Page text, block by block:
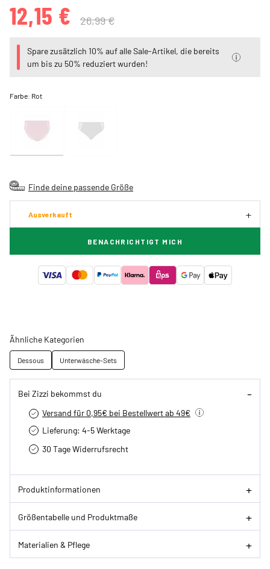
12,15 € 26,99 €
Spare zusätzlich 10% auf alle Sale-Artikel, die bereits
um bis zu 50% reduziert wurden!
Farbe: Rot
Finde deine passende Größe
Ausverkauft
BENACHRICHTIGT MICH
Ähnliche Kategorien
Dessous Unterwäsche-Sets
Bei Zizzi bekommst du
Versand für 0,95€ bei Bestellwert ab 49€
Lieferung: 4-5 Werktage
30 Tage Widerrufsrecht
Produktinformationen
Größentabelle und Produktmaße
Materialien & Pflege